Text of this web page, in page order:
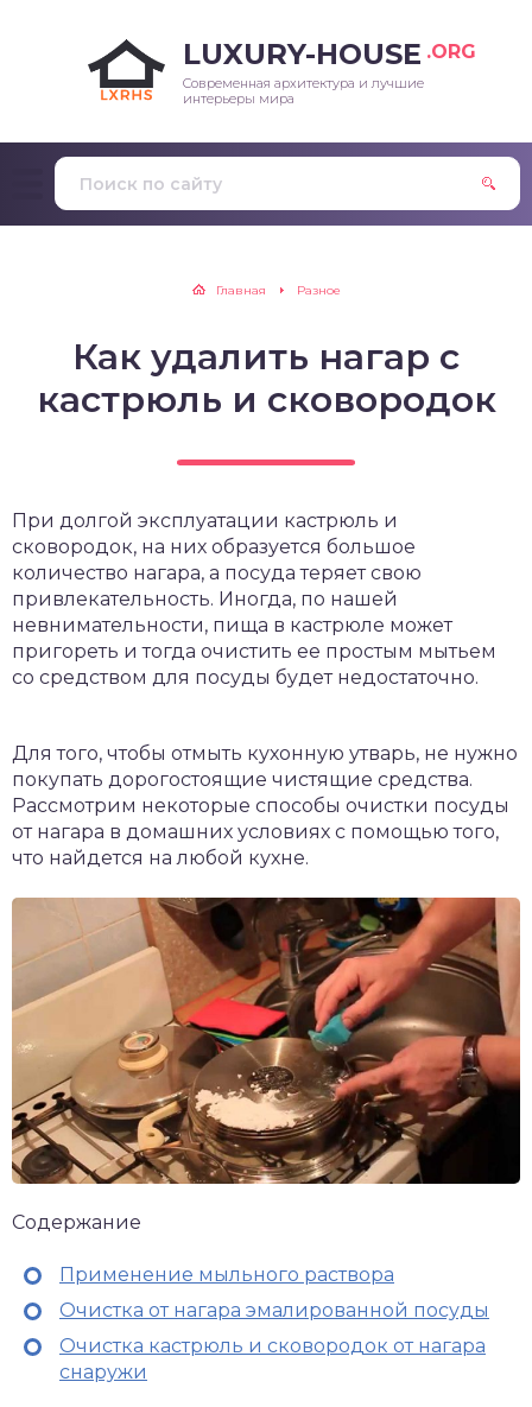
LUXURY-HOUSE .ORG
Современная архитектура и лучшие
интерьеры мира
Главная Разное
Как удалить нагар с
кастрюль и сковородок
При долгой эксплуатации кастрюль и
сковородок, на них образуется большое
количество нагара, а посуда теряет свою
привлекательность. Иногда, по нашей
невнимательности, пища в кастрюле может
пригореть и тогда очистить ее простым мытьем
со средством для посуды будет недостаточно.
Для того, чтобы отмыть кухонную утварь, не нужно
покупать дорогостоящие чистящие средства.
Рассмотрим некоторые способы очистки посуды
от нагара в домашних условиях с помощью того,
что найдется на любой кухне.
Содержание
Применение мыльного раствора
Очистка от нагара эмалированной посуды
Очистка кастрюль и сковородок от нагара
снаружи